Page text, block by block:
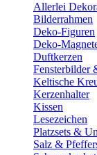
Allerlei
Bilderrahmen
Deko-Figuren
Deko-
Duftkerzen
Fensterbilder
Keltische
Kerzenhalter
Kissen
Lesezeichen
Platzsets &
Salz &